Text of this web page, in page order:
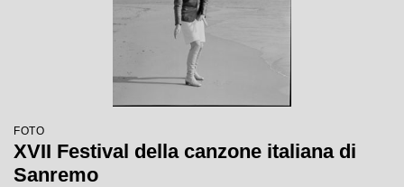
FOTO
XVII Festival della canzone italiana di
Sanremo